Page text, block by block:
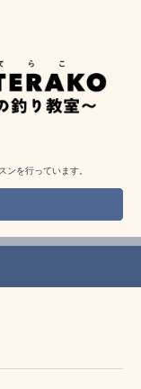
ンを行っています。